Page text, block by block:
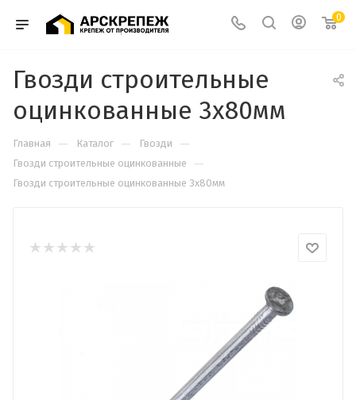
0
Гвозди строительные
оцинкованные 3х80мм
Главная — Каталог — Гвозди —
Гвозди строительные оцинкованные —
Гвозди строительные оцинкованные 3х80мм